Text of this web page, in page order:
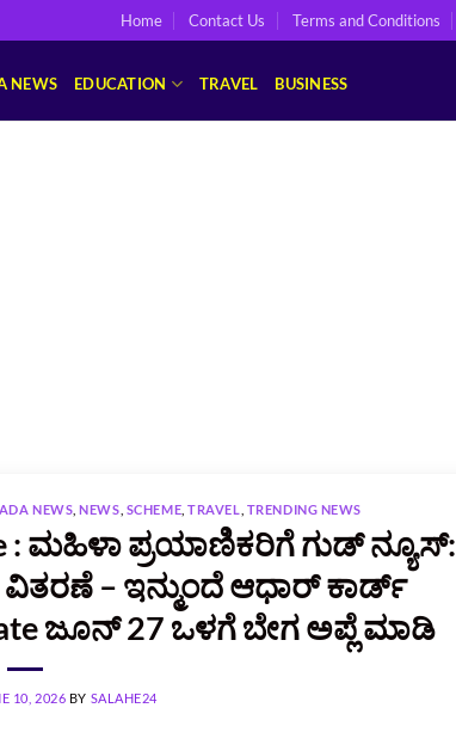
Home Contact Us Terms and Conditions
NEWS EDUCATION TRAVEL BUSINESS
NEWS ,NEWS SCHEME ,TRAVEL TRENDING NEWS
: ಮಹಿಳಾ ಪ್ರಯಾಣಿಕರಿಗೆ ಗುಡ್ ನ್ಯೂಸ್:
– ಇನ್ಮುಂದೆ ಆಧಾರ್ ಕಾರ್ಡ್
ಜೂನ್‌ 27 ಒಳಗೆ ಬೇಗ ಅಪ್ಲೆ ಮಾಡಿ
10, 2026 BY SALAHE24